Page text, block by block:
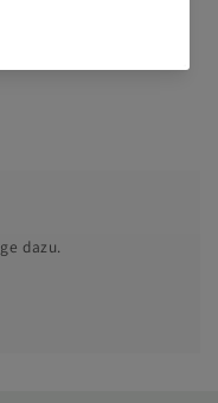
dazu.